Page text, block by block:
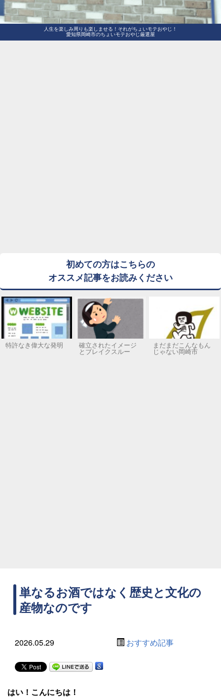
人生を楽しみ周りも楽しませる！それがちょいモテおやじ！
愛知県岡崎市のちょいモテおやじ厳選屋
初めての方はこちらの
オススメ記事をお読みください
特許なき偉大な発明 確立されたイメージ
とブレイクスルー
まだまだこんなもん
じゃない岡崎市
単なるお酒ではなく歴史と文化の
産物なのです
2026.05.29 おすすめ記事
はい！こんにちは！